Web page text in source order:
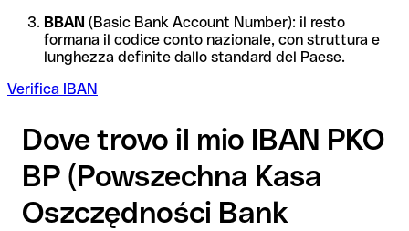
BBAN (Basic Bank Account Number): il resto
formana il codice conto nazionale, con struttura e
lunghezza definite dallo standard del Paese.
Verifica IBAN
Dove trovo il mio IBAN PKO
BP (Powszechna Kasa
Oszczędności Bank